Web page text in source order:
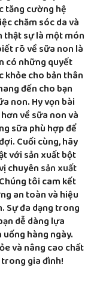
tăng cường hệ
chăm sóc da và
thật sự là một món
rõ về sữa non là
có những quyết
cho bản thân
đến cho bạn
non. Hy vọn bài
về sữa non và
sữa phù hợp để
Cuối cùng, hãy
với sản xuất bột
chuyên sản xuất
tôi cam kết
an toàn và hiệu
Sự đa dạng trong
dễ dàng lựa
hàng ngày.
và nâng cao chất
gia đình!